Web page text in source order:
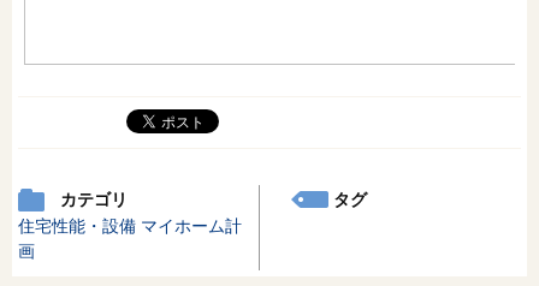
カテゴリ
住宅性能・設備 マイホーム計
画
タグ